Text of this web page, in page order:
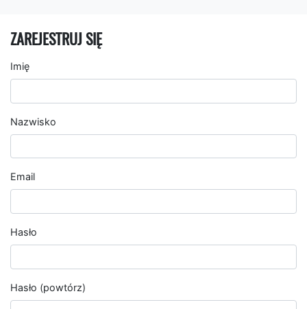
ZAREJESTRUJ SIĘ
Imię
Nazwisko
Email
Hasło
Hasło (powtórz)